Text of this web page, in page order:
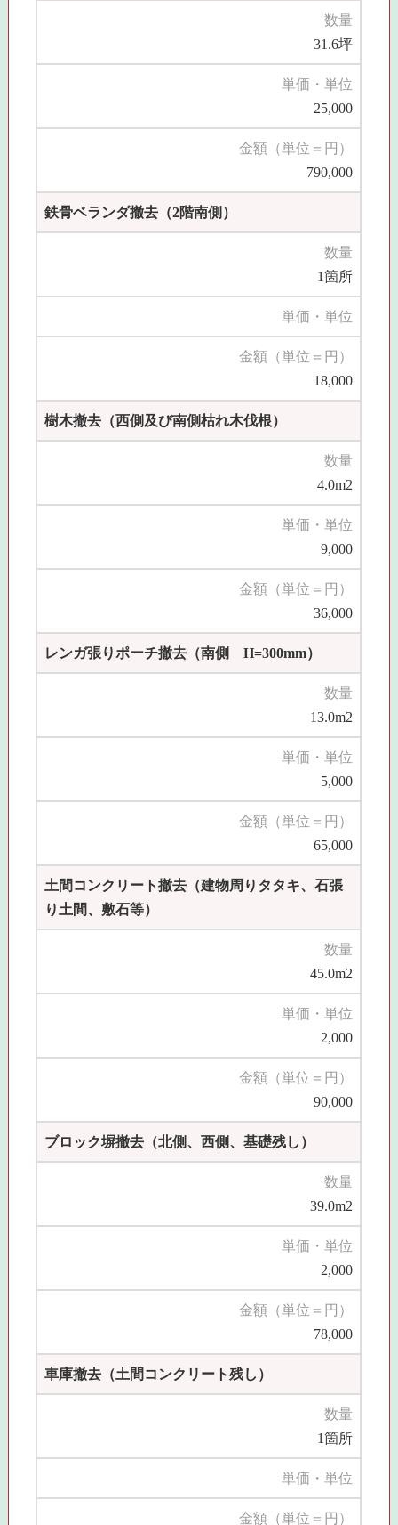
数量
31.6坪
単価・単位
25,000
金額（単位＝円）
790,000
鉄骨ベランダ撤去（2階南側）
数量
1箇所
単価・単位
金額（単位＝円）
18,000
樹木撤去（西側及び南側枯れ木伐根）
数量
4.0m2
単価・単位
9,000
金額（単位＝円）
36,000
レンガ張りポーチ撤去（南側 H=300mm）
数量
13.0m2
単価・単位
5,000
金額（単位＝円）
65,000
土間コンクリート撤去（建物周りタタキ、石張
り土間、敷石等）
数量
45.0m2
単価・単位
2,000
金額（単位＝円）
90,000
ブロック塀撤去（北側、西側、基礎残し）
数量
39.0m2
単価・単位
2,000
金額（単位＝円）
78,000
車庫撤去（土間コンクリート残し）
数量
1箇所
単価・単位
金額（単位＝円）